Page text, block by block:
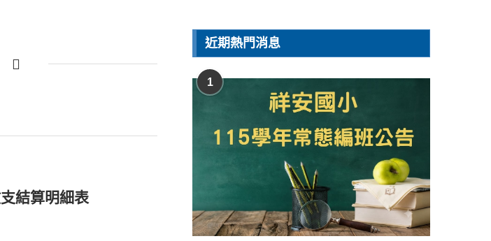
結算明細表
近期熱門消息
1